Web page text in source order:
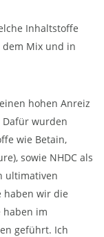
Inhaltstoffe
Mix und in
hohen Anreiz
wurden
wie Betain,
sowie NHDC als
ultimativen
haben wir die
haben im
geführt. Ich